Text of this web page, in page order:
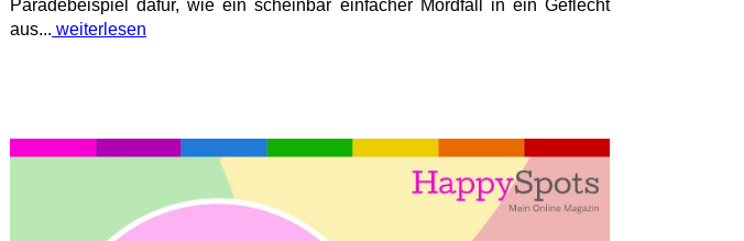
Paradebeispiel dafür, wie ein scheinbar einfacher Mordfall in ein Geflecht
aus... weiterlesen